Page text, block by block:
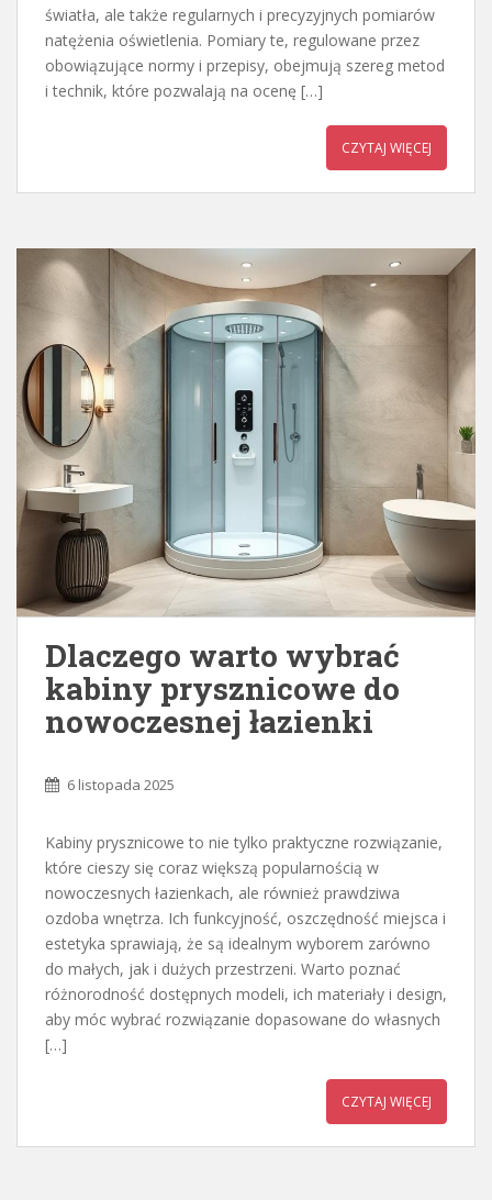
światła, ale także regularnych i precyzyjnych pomiarów
natężenia oświetlenia. Pomiary te, regulowane przez
obowiązujące normy i przepisy, obejmują szereg metod
i technik, które pozwalają na ocenę […]
CZYTAJ WIĘCEJ
Dlaczego warto wybrać
kabiny prysznicowe do
nowoczesnej łazienki
6 listopada 2025
Kabiny prysznicowe to nie tylko praktyczne rozwiązanie,
które cieszy się coraz większą popularnością w
nowoczesnych łazienkach, ale również prawdziwa
ozdoba wnętrza. Ich funkcyjność, oszczędność miejsca i
estetyka sprawiają, że są idealnym wyborem zarówno
do małych, jak i dużych przestrzeni. Warto poznać
różnorodność dostępnych modeli, ich materiały i design,
aby móc wybrać rozwiązanie dopasowane do własnych
[…]
CZYTAJ WIĘCEJ